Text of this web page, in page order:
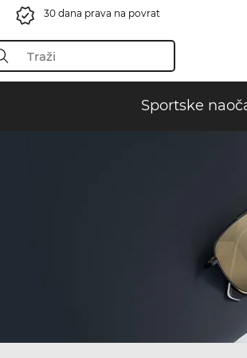
30 dana prava na povrat
Sportske